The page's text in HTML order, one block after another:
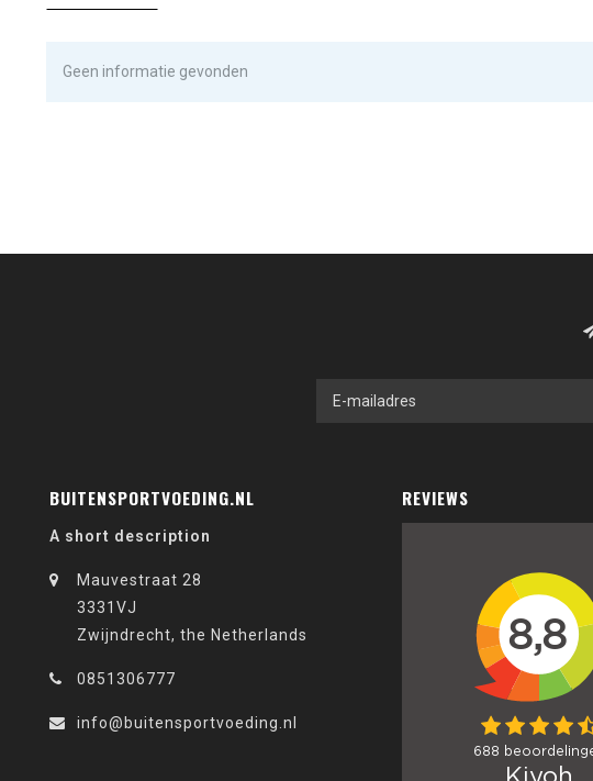
Geen informatie gevonden
BUITENSPORTVOEDING.NL
A short description
Mauvestraat 28
3331VJ
Zwijndrecht, the Netherlands
0851306777
info@buitensportvoeding.nl
REVIEWS